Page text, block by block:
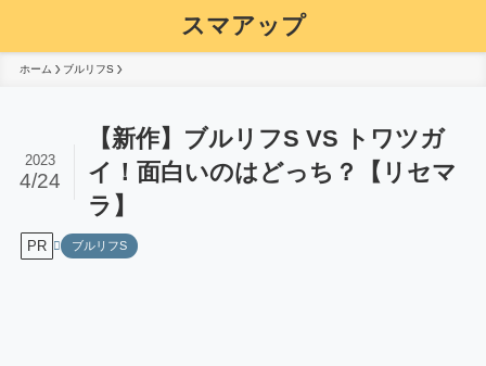
スマアップ
ホーム ブルリフS
【新作】ブルリフS VS トワツガ
イ！面白いのはどっち？【リセマ
ラ】
2023
4/24
PR ブルリフS